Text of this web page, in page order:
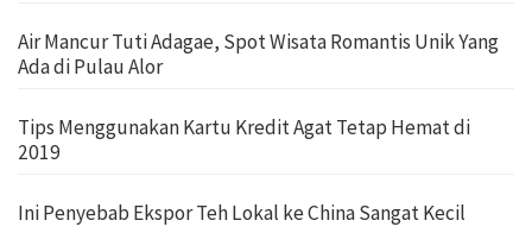
Air Mancur Tuti Adagae, Spot Wisata Romantis Unik Yang
Ada di Pulau Alor
Tips Menggunakan Kartu Kredit Agat Tetap Hemat di
2019
Ini Penyebab Ekspor Teh Lokal ke China Sangat Kecil